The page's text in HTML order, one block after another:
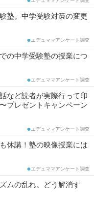
塾。中学受験対策の変更
エデュママアンケート調査
の中学受験塾の授業につ
エデュママアンケート調査
など読者が実際行って印
プレゼントキャンペーン
エデュママアンケート調査
休講！塾の映像授業には
エデュママアンケート調査
ムの乱れ。どう解消す